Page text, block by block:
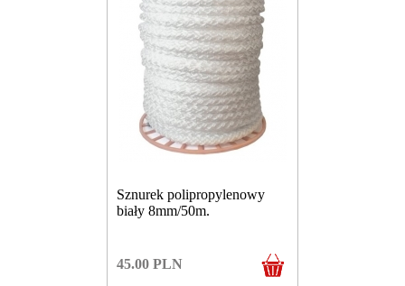
Sznurek polipropylenowy
biały 8mm/50m.
45.00 PLN